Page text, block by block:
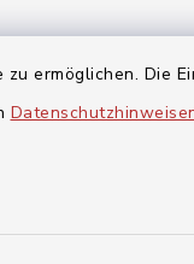
ermöglichen. Die